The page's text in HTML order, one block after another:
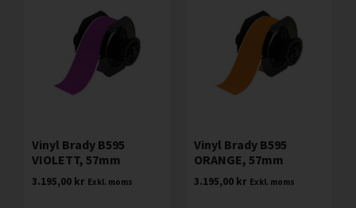
Vinyl Brady B595
VIOLETT, 57mm
3.195,00 kr Exkl. moms
Vinyl Brady B595
ORANGE, 57mm
3.195,00 kr Exkl. moms